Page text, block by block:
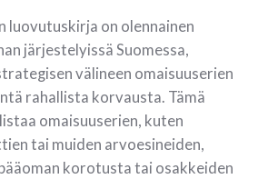
luovutuskirja on olennainen
järjestelyissä Suomessa,
välineen omaisuuserien
rahallista korvausta. Tämä
omaisuuserien, kuten
tai muiden arvoesineiden,
korotusta tai osakkeiden